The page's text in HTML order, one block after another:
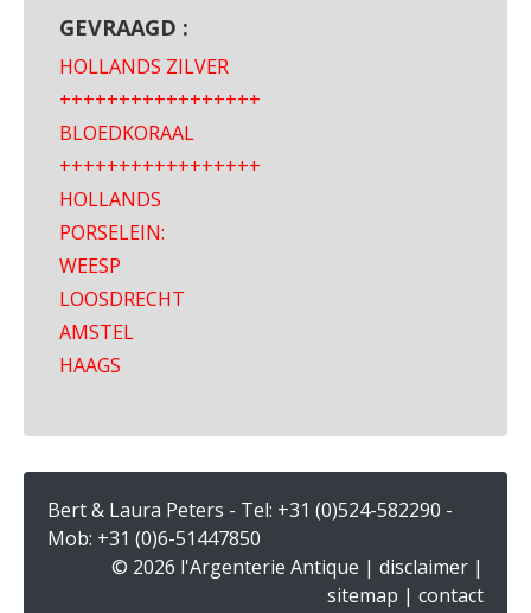
GEVRAAGD :
HOLLANDS ZILVER
+++++++++++++++++
BLOEDKORAAL
+++++++++++++++++
HOLLANDS
PORSELEIN:
WEESP
LOOSDRECHT
AMSTEL
HAAGS
Bert & Laura Peters - Tel: +31 (0)524-582290 -
Mob: +31 (0)6-51447850
© 2026 l'Argenterie Antique | disclaimer |
sitemap | contact